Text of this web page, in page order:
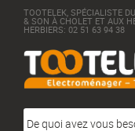
TOOTELEK, SPÉCIALISTE
& SON À CHOLET ET
HERBIERS: 02 51 63 94 38